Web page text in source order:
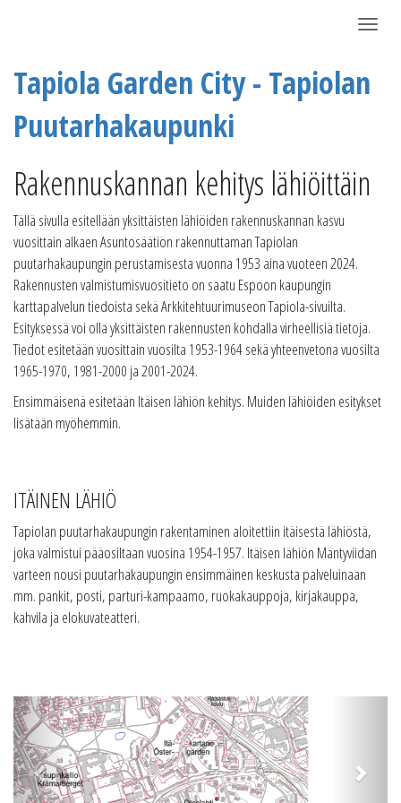
Tapiola Garden City - Tapiolan
Puutarhakaupunki
Rakennuskannan kehitys lähiöittäin
Tällä sivulla esitellään yksittäisten lähiöiden rakennuskannan kasvu
vuosittain alkaen Asuntosäätiön rakennuttaman Tapiolan
puutarhakaupungin perustamisesta vuonna 1953 aina vuoteen 2024.
Rakennusten valmistumisvuositieto on saatu Espoon kaupungin
karttapalvelun tiedoista sekä Arkkitehtuurimuseon Tapiola-sivuilta.
Esityksessä voi olla yksittäisten rakennusten kohdalla virheellisiä tietoja.
Tiedot esitetään vuosittain vuosilta 1953-1964 sekä yhteenvetona vuosilta
1965-1970, 1981-2000 ja 2001-2024.
Ensimmäisenä esitetään Itäisen lähiön kehitys. Muiden lähiöiden esitykset
lisätään myöhemmin.
ITÄINEN LÄHIÖ
Tapiolan puutarhakaupungin rakentaminen aloitettiin itäisestä lähiöstä,
joka valmistui pääosiltaan vuosina 1954-1957. Itäisen lähiön Mäntyviidan
varteen nousi puutarhakaupungin ensimmäinen keskusta palveluinaan
mm. pankit, posti, parturi-kampaamo, ruokakauppoja, kirjakauppa,
kahvila ja elokuvateatteri.
Previous